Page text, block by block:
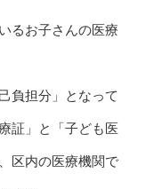
るお子さんの医療
負担分」となって
証」と「子ども医
区内の医療機関で